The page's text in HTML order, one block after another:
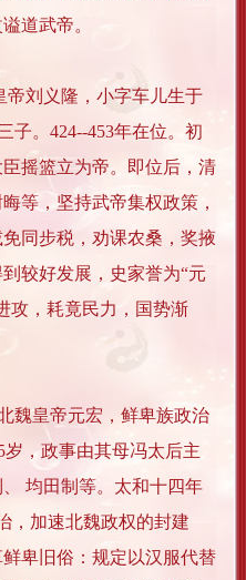
道武帝。
刘义隆，小字车儿生于
子。424--453年在位。初
摇篮立为帝。即位后，清
等，坚持武帝集权政策，
同步税，劝课农桑，奖掖
较好发展，史家誉为“元
攻，耗竟民力，国势渐
皇帝元宏，鲜卑族政治
岁，政事由其母冯太后主
均田制等。太和十四年
，加速北魏政权的封建
卑旧俗：规定以汉服代替